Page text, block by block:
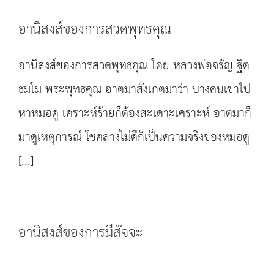
อานิสงส์ของการสวดพุทธคุณ
อานิสงส์ของการสวดพุทธคุณ โดย หลวงพ่อจรัญ ฐิต
ธมฺโม พระพุทธคุณ อาตมาสังเกตมาว่า บางคนเขาไป
หาหมอดู เคราะห์ร้ายก็ต้องสะเดาะเคราะห์ อาตมาก็
มาดูเหตุการณ์ โชคลางไม่ดีก็เป็นความจริงของหมอดู
[...]
อานิสงส์ของการมีสัจจะ